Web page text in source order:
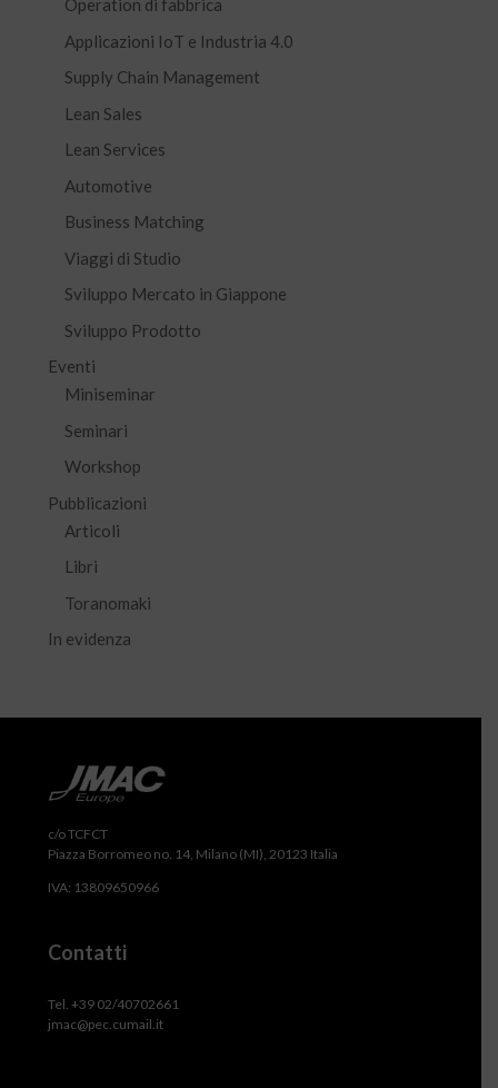
Operation di fabbrica
Applicazioni IoT e Industria 4.0
Supply Chain Management
Lean Sales
Lean Services
Automotive
Business Matching
Viaggi di Studio
Sviluppo Mercato in Giappone
Sviluppo Prodotto
Eventi
Miniseminar
Seminari
Workshop
Pubblicazioni
Articoli
Libri
Toranomaki
In evidenza
c/o TCFCT
Piazza Borromeo no. 14, Milano (MI), 20123 Italia
IVA: 13809650966
Contatti
Tel. +39 02/40702661
jmac@pec.cumail.it